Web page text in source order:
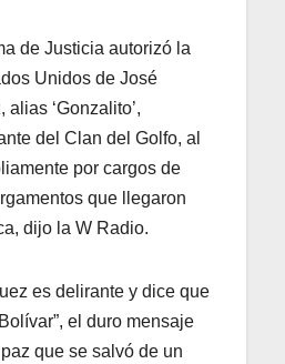
de Justicia autorizó la
Unidos de José
‘Gonzalito’,
del Clan del Golfo, al
por cargos de
que llegaron
dijo la W Radio.
es delirante y dice que
el duro mensaje
que se salvó de un